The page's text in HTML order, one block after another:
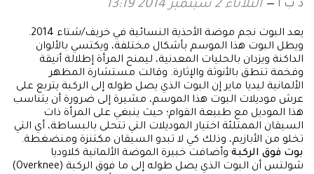
د ب أ الثلاثاء 2 سبتمبر 2014 13:19
يعد البوت نجم موضة الأحذية النسائية في خريف/شتاء 2014.
ويطل البوت هذا الموسم بأشكال مختلفة، ويكتسي بالألوان
الداكنة ويزدان بالحليات المعدنية، ليمنح المرأة إطلالة أنيقة
وفخمة تنطق بالأنوثة والإثارة. وقالت مستشارة المظهر
الألمانية ليديا ماير إن البوت الذي يصل طوله إلى الركبة يتربع على
عرش موديلات البوت هذا الموسم، مشيرة إلى ضرورة أن يتناسب
هذا الموديل مع طبيعة القوام؛ حيث ينبغي على المرأة ذات
السيقان الممتلئة اختيار الموديلات التي تتحلى بالبساطة، أي التي
تخلو من الأبازيم، وذلك كي لا تبدو السيقان مكتنزة ومنضغطة.
بوت فوق الركبة وأضافت خبيرة الموضة الألمانية كلاوديا
شولتس أن البوت الذي يصل طوله إلى ما فوق الركبة (Overknee)